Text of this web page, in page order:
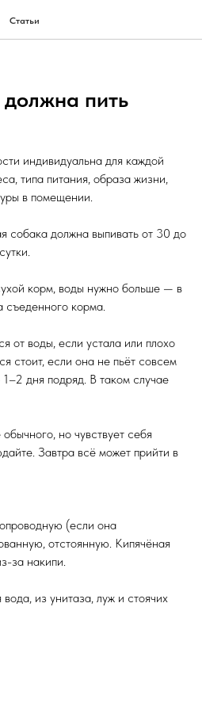
Статьи
пить
индивидуальна для каждой
типа питания, образа жизни,
в помещении.
собака должна выпивать от 30 до
корм, воды нужно больше — в
съеденного корма.
от воды, если устала или плохо
стоит, если она не пьёт совсем
дня подряд. В таком случае
но чувствует себя
Завтра всё может прийти в
(если она
отстоянную. Кипячёная
за накипи.
вода, из унитаза, луж и стоячих